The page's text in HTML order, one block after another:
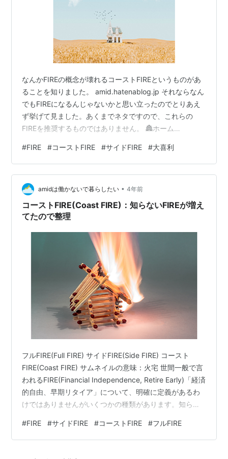
なんかFIREの概念が壊れるコーストFIREというものがあ
ることを知りました。 amid.hatenablog.jp それならなん
でもFIREになるんじゃないかと思い立ったのでとりあえ
ず挙げて見ました。あくまでネタですので、これらの
FIREを推奨するものではありません。 🏯ホーム
ディサビリティFIRE(Disability FIRE) 🧵ストリング
FIRE(String FIRE) 🗿エステイトFIRE(Estate FIRE) 👮‍♂️ジェ
イルFIRE(Jail FIRE) 🥋ストリートFIRE(Stree…
#FIRE #コーストFIRE #サイドFIRE #大喜利
amidは働かないで暮らしたい • 4年前
コーストFIRE(Coast FIRE)：知らないFIREが増え
てたので整理
フルFIRE(Full FIRE) サイドFIRE(Side FIRE) コースト
FIRE(Coast FIRE) サムネイルの意味：火宅 世間一般で言
われるFIRE(Financial Independence, Retire Early)「経済
的自由、早期リタイア」について、明確に定義があるわ
けではありませんがいくつかの種類があります。知らな
FIRE(Full FIRE) 元々FIREといえばこちらになります。 リ
タイア後は生活のための労働はしません。そのため、リ
#FIRE #サイドFIRE #コーストFIRE #フルFIRE